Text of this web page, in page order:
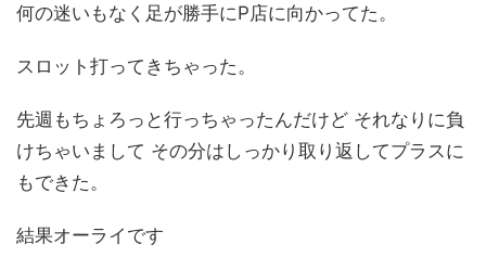
何の迷いもなく足が勝手にP店に向かってた。
スロット打ってきちゃった。
先週もちょろっと行っちゃったんだけど それなりに負
けちゃいまして その分はしっかり取り返してプラスに
もできた。
結果オーライです